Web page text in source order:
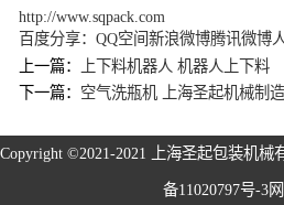
数粒生产线系列 粉体灌装线
http://www.sqpack.com
百度分享：QQ空间新浪微博腾讯微博
上一篇：
上下料机器人 机器人上下料
下一篇： 空气洗瓶机 上海圣起机械制造
Copyright ©2021-2021 上海圣起包装机械
备11020797号-3
套标机系列
贴标机系列